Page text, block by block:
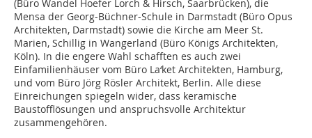
(Büro Wandel Hoefer Lorch & Hirsch, Saarbrücken), die
Mensa der Georg-Büchner-Schule in Darmstadt (Büro Opus
Architekten, Darmstadt) sowie die Kirche am Meer St.
Marien, Schillig in Wangerland (Büro Königs Architekten,
Köln). In die engere Wahl schafften es auch zwei
Einfamilienhäuser vom Büro La‘ket Architekten, Hamburg,
und vom Büro Jörg Rösler Architekt, Berlin. Alle diese
Einreichungen spiegeln wider, dass keramische
Baustofflösungen und anspruchsvolle Architektur
zusammengehören.